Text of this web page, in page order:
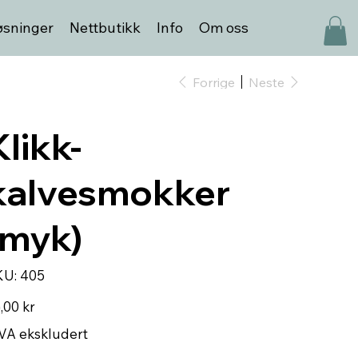
Nettbutikk Info Om oss
Forrige Neste
SKU
405
405
kr
ekskludert